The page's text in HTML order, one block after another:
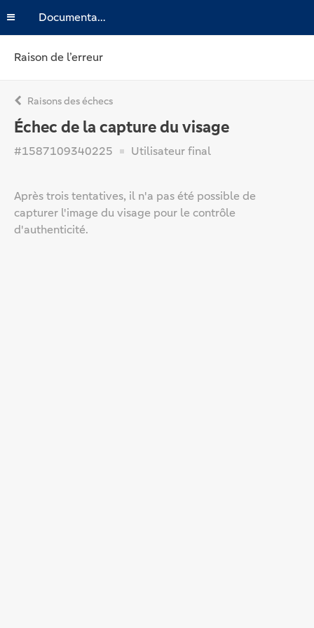
Documentation
Raison de l’erreur
Raisons des échecs
Échec de la capture du visage
#1587109340225 Utilisateur final
Après trois tentatives, il n'a pas été possible de
capturer l'image du visage pour le contrôle
d'authenticité.